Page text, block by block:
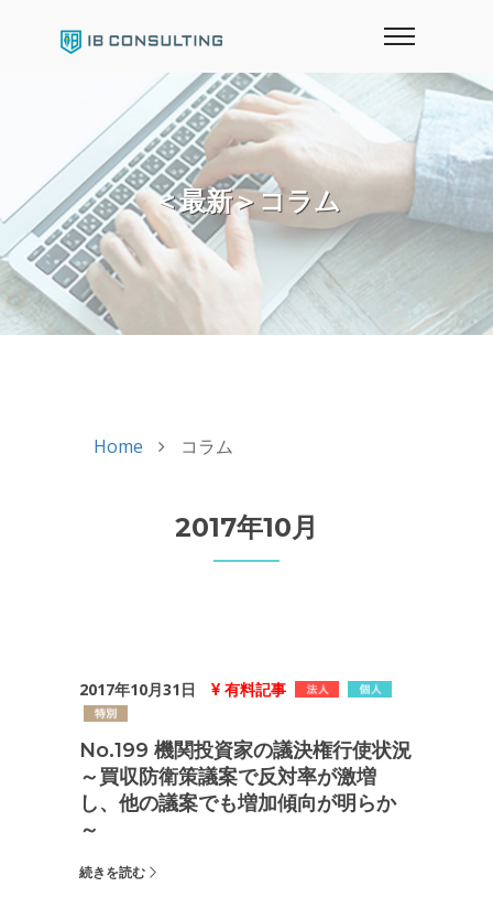
＜最新＞コラム
Home コラム
2017年10月
2017年10月31日 有料記事
No.199 機関投資家の議決権行使状況
～買収防衛策議案で反対率が激増
し、他の議案でも増加傾向が明らか
～
続きを読む